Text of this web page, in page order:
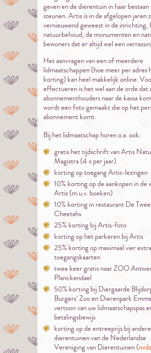
geven en de dierentuin in haar
steunen. Artis is in de afgelopen jaren
vernieuwend geweest in de inrichting,
natuurbehoud, de monumenten en
bewoners dat er altijd wel een
Het aanvragen van een of meerdere
lidmaatschappen (hoe meer per adres
korting) kan heel makkelijk online.
effectueren is het wel aan de orde dat
abonnementhouders naar de kassa
wordt een foto gemaakt die op het
abonnement komt.
Bij het lidmaatschap horen o.a. ook:
gratis het tijdschrift van Artis
Magistra (4 x per jaar)
korting op toegang Artis-lezingen
10% korting op de aankopen in de
Artis (m.u.v. boeken)
10% korting in restaurant De Twee
Cheetahs
25% korting bij Artis-foto
korting op het parkeren bij Artis
25% korting op maximaal vier extra
toegangskaarten
twee keer gratis naar ZOO
Planckendael
50% korting bij Diergaarde
Burgers’ Zoo en Dierenpark
vertoon van uw lidmaatschapspas
betalingsbewijs
korting op de entreeprijs bij andere
dierentuinen van de Nederlandse
Vereniging van Dierentuinen (